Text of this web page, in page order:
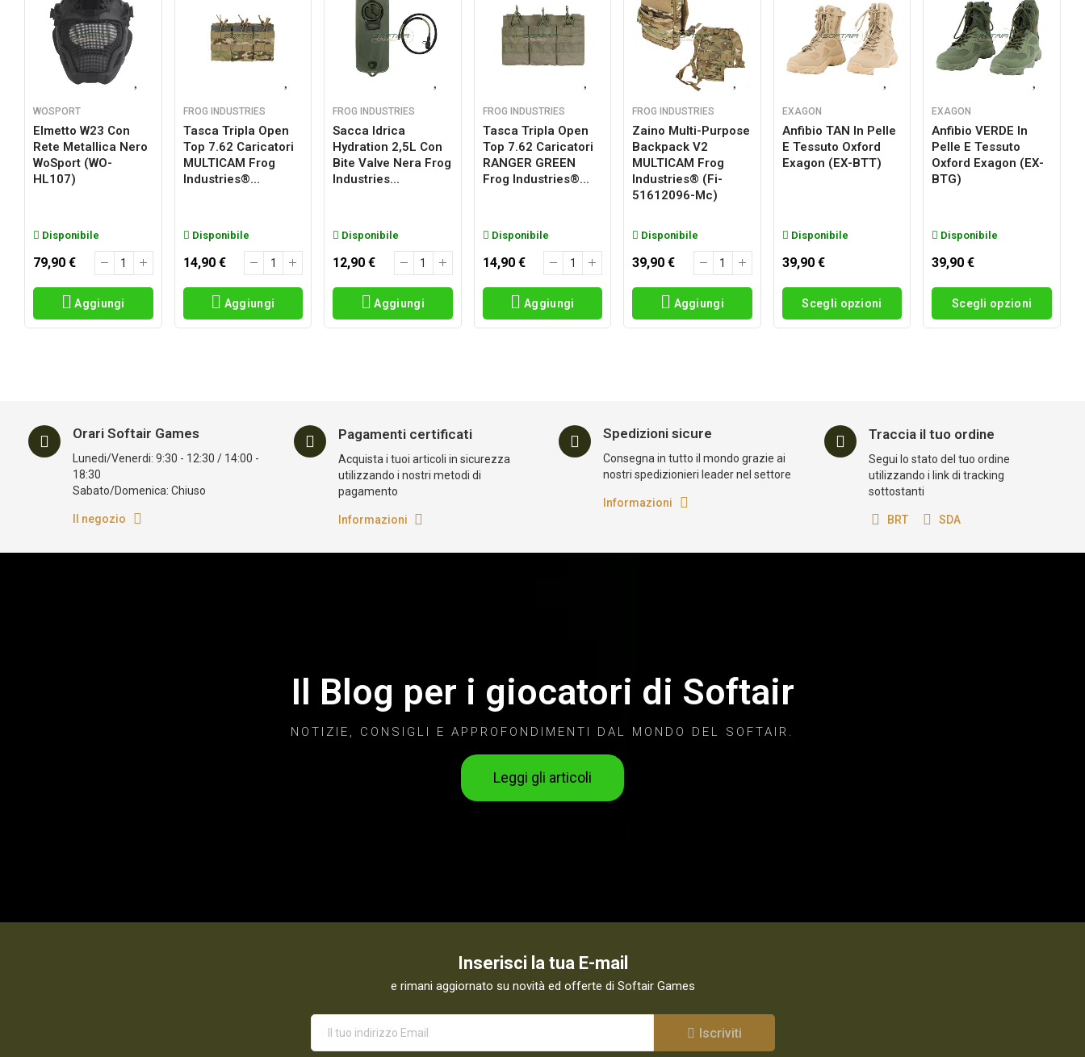
WOSPORT
Elmetto W23 Con
Rete Metallica Nero
WoSport (WO-
HL107)
Disponibile
79,90 €
Aggiungi
FROG INDUSTRIES
Tasca Tripla Open
Top 7.62 Caricatori
MULTICAM Frog
Industries®...
Disponibile
14,90 €
Aggiungi
FROG INDUSTRIES
Sacca Idrica
Hydration 2,5L Con
Bite Valve Nera Frog
Industries...
Disponibile
12,90 €
Aggiungi
FROG INDUSTRIES
Tasca Tripla Open
Top 7.62 Caricatori
RANGER GREEN
Frog Industries®...
Disponibile
14,90 €
Aggiungi
FROG INDUSTRIES
Zaino Multi-Purpose
Backpack V2
MULTICAM Frog
Industries® (fi-
51612096-Mc)
Disponibile
39,90 €
Aggiungi
EXAGON
Anfibio TAN In Pelle
E Tessuto Oxford
Exagon (EX-BTT)
Disponibile
39,90 €
Scegli opzioni
EXAGON
Anfibio VERDE In
Pelle E Tessuto
Oxford Exagon (EX-
BTG)
Disponibile
39,90 €
Scegli opzioni
Orari Softair Games
Lunedi/Venerdi: 9:30 - 12:30 / 14:00 -
18:30
Sabato/Domenica: Chiuso
Il negozio
Pagamenti certificati
Acquista i tuoi articoli in sicurezza
utilizzando i nostri metodi di
pagamento
Informazioni
Spedizioni sicure
Consegna in tutto il mondo grazie ai
nostri spedizionieri leader nel settore
Informazioni
Traccia il tuo ordine
Segui lo stato del tuo ordine
utilizzando i link di tracking
sottostanti
BRT SDA
Il Blog per i giocatori di Softair
NOTIZIE, CONSIGLI E APPROFONDIMENTI DAL MONDO DEL SOFTAIR.
Leggi gli articoli
Inserisci la tua E-mail
e rimani aggiornato su novità ed offerte di Softair Games
Iscriviti